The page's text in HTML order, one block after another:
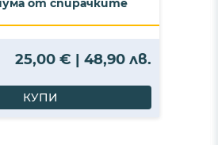
от спирачките
25,00 € | 48,90 лв.
КУПИ